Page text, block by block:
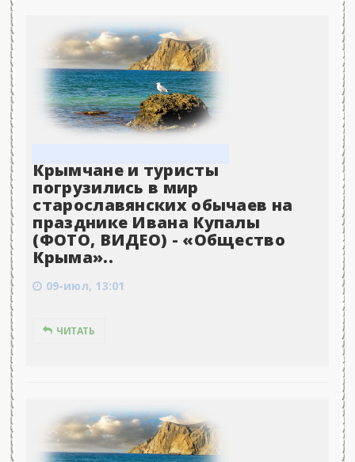
Крымчане и туристы
погрузились в мир
старославянских обычаев на
празднике Ивана Купалы
(ФОТО, ВИДЕО) - «Общество
Крыма»..
09-июл, 13:01
ЧИТАТЬ